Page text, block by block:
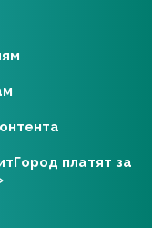
платят за